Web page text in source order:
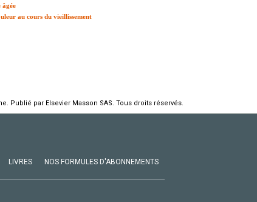
âgée
au cours du vieillissement
Publié par Elsevier Masson SAS. Tous droits réservés.
LIVRES NOS FORMULES D'ABONNEMENTS